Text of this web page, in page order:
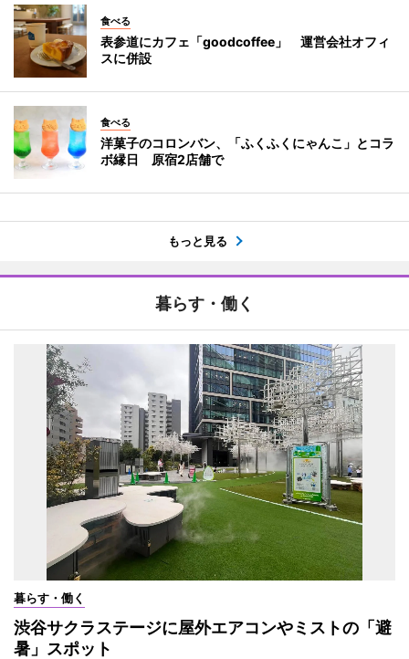
食べる
表参道にカフェ「goodcoffee」 運営会社オフィ
スに併設
食べる
洋菓子のコロンバン、「ふくふくにゃんこ」とコラ
ボ縁日 原宿2店舗で
もっと見る
暮らす・働く
暮らす・働く
渋谷サクラステージに屋外エアコンやミストの「避
暑」スポット